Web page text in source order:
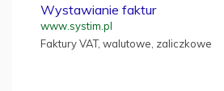
Wystawianie faktur
www.systim.pl
Faktury VAT, walutowe, zaliczkowe